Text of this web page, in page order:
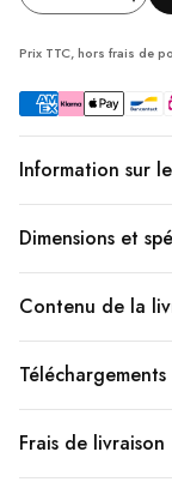
Prix TTC, hors frais de
Information sur
Dimensions et
Contenu de la
Téléchargements
Frais de livraison